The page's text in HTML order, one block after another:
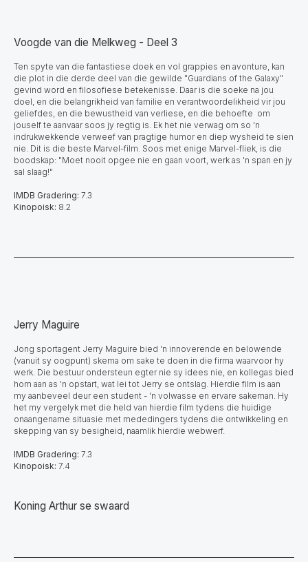
Voogde van die Melkweg - Deel 3
Ten spyte van die fantastiese doek en vol grappies en avonture, kan
die plot in die derde deel van die gewilde "Guardians of the Galaxy"
gevind word en filosofiese betekenisse. Daar is die soeke na jou
doel, en die belangrikheid van familie en verantwoordelikheid vir jou
geliefdes, en die bewustheid van verliese, en die behoefte om
jouself te aanvaar soos jy regtig is. Ek het nie verwag om so 'n
indrukwekkende verweef van pragtige humor en diep wysheid te sien
nie. Dit is die beste Marvel-film. Soos met enige Marvel-fliek, is die
boodskap: "Moet nooit opgee nie en gaan voort, werk as 'n span en jy
sal slaag!"
IMDB Gradering: 7.3
Kinopoisk: 8.2
Jerry Maguire
Jong sportagent Jerry Maguire bied 'n innoverende en belowende
(vanuit sy oogpunt) skema om sake te doen in die firma waarvoor hy
werk. Die bestuur ondersteun egter nie sy idees nie, en kollegas bied
hom aan as 'n opstart, wat lei tot Jerry se ontslag. Hierdie film is aan
my aanbeveel deur een student - 'n volwasse en ervare sakeman. Hy
het my vergelyk met die held van hierdie film tydens die huidige
onaangename situasie met mededingers tydens die ontwikkeling en
skepping van sy besigheid, naamlik hierdie webwerf.
IMDB Gradering: 7.3
Kinopoisk: 7.4
Koning Arthur se swaard